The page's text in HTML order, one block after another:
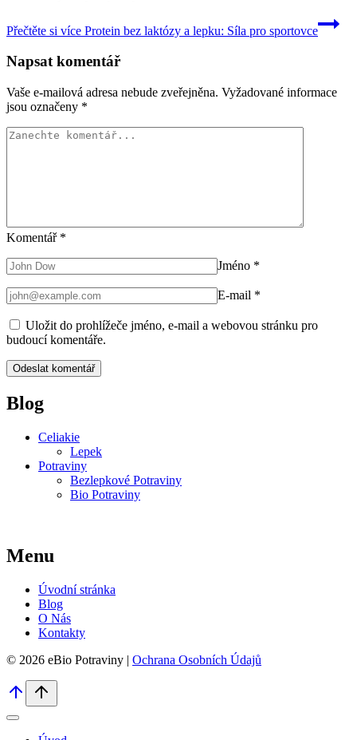
Přečtěte si více Protein bez laktózy a lepku: Síla pro sportovce
Napsat komentář
Vaše e-mailová adresa nebude zveřejněna. Vyžadované informace
jsou označeny *
Komentář *
Jméno *
E-mail *
Uložit do prohlížeče jméno, e-mail a webovou stránku pro
budoucí komentáře.
Blog
Celiakie
Lepek
Potraviny
Bezlepkové Potraviny
Bio Potraviny
Menu
Úvodní stránka
Blog
O Nás
Kontakty
© 2026 eBio Potraviny | Ochrana Osobních Údajů